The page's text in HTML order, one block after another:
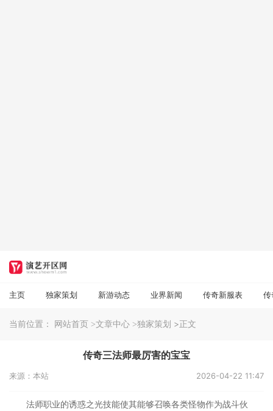
主页 独家策划 新游动态 业界新闻 传奇新服表 传
当前位置： 网站首页 >文章中心 >独家策划 >正文
传奇三法师最厉害的宝宝
来源：本站 2026-04-22 11:47
法师职业的诱惑之光技能使其能够召唤各类怪物作为战斗伙